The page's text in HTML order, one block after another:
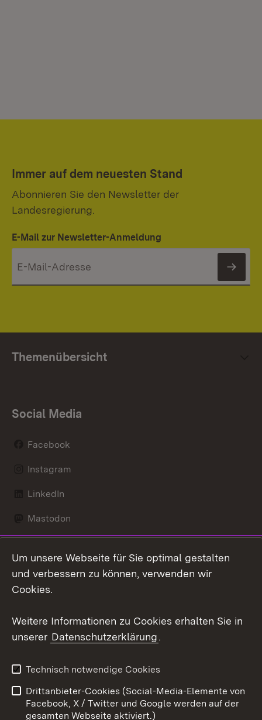
Immer auf dem neuesten Stand
Abonnieren Sie den Newsletter der
Landesregierung.
E-Mail zur Newsletter-Anmeldung
Themenübersicht
Social Media
Facebook
Instagram
LinkedIn
Mastodon
X / Twitter
Youtube
Kontakt
Datenschutz
Barrierefreiheit
Impressum Cookies
Um unsere Webseite für Sie optimal gestalten
und verbessern zu können, verwenden wir
Cookies.
Weitere Informationen zu Cookies erhalten Sie in
unserer Datenschutzerklärung.
Technisch notwendige Cookies
Drittanbieter-Cookies (Social-Media-Elemente von
Facebook, X / Twitter und Google werden auf der
gesamten Webseite aktiviert.)